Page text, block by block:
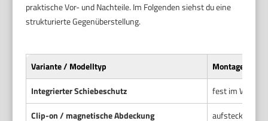
praktische Vor- und Nachteile. Im Folgenden siehst du eine
strukturierte Gegenüberstellung.
Variante / Modelltyp
Montageart
Integrierter Schiebeschutz
fest im
Clip-on / magnetische Abdeckung
aufsteckbar,